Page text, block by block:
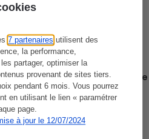
7 partenaires utilisent des
la performance,
partager, optimiser la
provenant de sites tiers.
pendant 6 mois. Vous pourrez
en utilisant le lien « paramétrer
page.
à jour le 12/07/2024
tests rapides en pharmacie
remboursés
ou bronchiolite - Faut-il se